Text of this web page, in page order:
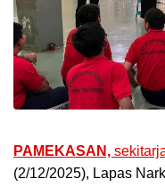
PAMEKASAN,
(2/12/2025), Lapas